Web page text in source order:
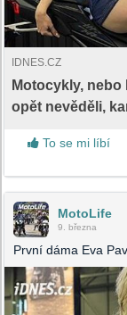
IDNES.CZ
Motocykly,
opět nevěděli,
To se mi líbí
MotoLife
9. března
První dáma Eva